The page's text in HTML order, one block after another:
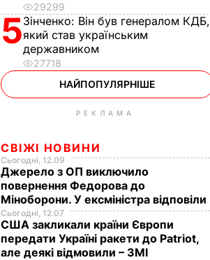
29299
5Зінченко: Він був генералом КДБ,
який став українським
державником
27718
НАЙПОПУЛЯРНІШЕ
РЕКЛАМА
СВІЖІ НОВИНИ
Сьогодні, 12.09
Джерело з ОП виключило
повернення Федорова до
Міноборони. У ексміністра відповіли
Сьогодні, 12.07
США закликали країни Європи
передати Україні ракети до Patriot,
але деякі відмовили – ЗМІ